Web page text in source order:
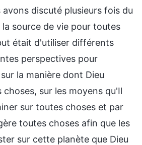
discuté plusieurs fois du
la source de vie pour toutes
était d'utiliser différents
perspectives pour
la manière dont Dieu
sur les moyens qu'Il
sur toutes choses et par
toutes choses afin que les
sur cette planète que Dieu